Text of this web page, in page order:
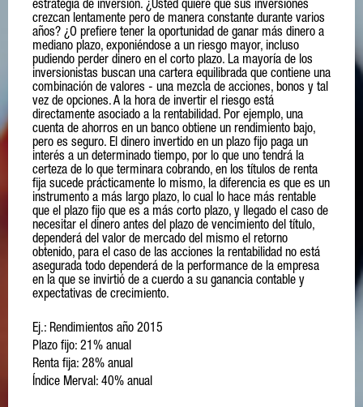
En el mercado Argentino se operan principalmente tres
monedas: Pesos, Dólares, Euros.
Ejemplos:
Bonos del Tesoro Nacional
Bonos Municipales y Provinciales
Obligaciones Negociables
recibiendo dividendos. Este tipo de inversión se considera de
renta variable,ya que no esta estipulado de antemano cuanto
seran los dividendos a recibir y dependiendo de la buena o
mala performance de la acción en el mercado, el inversor
estará expuesto a variaciones patrimoniales.
Observaciones:
Su precio lo fija el mercado
No hay ninguna promesa de pago futura.
operación.
Existen dos tipos básicos de opciones:
Opción de compra (call) da a su propietario el derecho de
ejercer la opcion de comprar el activo a un determinado valor,
durante un periodo de tiempo.
Opción de venta (put) da al propietario el derecho de ejercer la
opcion de vender el activo que posee en cartera, a un
determinado valor, durante un periodo de tiempo.
Argentina. Los valores representados en CEDEAR deben
cotizar en mercados externos, los CEDEAR pueden ser
emitidos por la Caja de Valores, bancos comerciales o de
inversión y compañías financieras autorizadas por el BCRA. El
inversor que adquiere este instrumento, compra
indirectamente la acción o su fracción correspondiente según
el ratio de conversión CEDEAR, de la empresa radicada en el
exterior.
Un individuo que posee una cartera de valores y necesita
efectivo en el corto plazo puede desprenderse de los títulos en
forma temporal mediante una operación de pase o de caución
y obtener el capital necesario.
Como contraparte, quien cuenta con excedentes de efectivo
puede invertirlos en este tipo de operaciones a cambio de un
rendimiento o tasa fija de interés.
fideicomitido, para que al vencimiento de un plazo o al
cumplimiento de una condición, éste transmita la finalidad o el
resultado establecido por el primero, a su favor o a favor de
un tercero llamado beneficiario o fideicomisario el cual recibirá
un rendimiento (variable o fijo) por realizar la operación.
que la gente invierte difiere mucho en función de sus ingresos,
sus objetivos, su edad, su personalidad y otros factores.
Es por ello que a la hora de desarrollar un plan, es necesario
evaluar su situación financiera y objetivos: ¿Cuánto dinero
necesita para gastos de rutina, tales como alimentos, vivienda,
vestimenta, salud, transporte y entretenimiento? ¿Cuánto ha
reservado para casos de emergencia? Y ¿cuánto necesita
ahorrar para grandes planes como cambiar el auto, realizar un
viaje y alcanzar un ahorro tal que le proporcione una renta
jubilatoria para su futuro.
estrategia de inversión. ¿Usted quiere que sus inversiones
crezcan lentamente pero de manera constante durante varios
años? ¿O prefiere tener la oportunidad de ganar más dinero a
mediano plazo, exponiéndose a un riesgo mayor, incluso
pudiendo perder dinero en el corto plazo. La mayoría de los
inversionistas buscan una cartera equilibrada que contiene una
combinación de valores - una mezcla de acciones, bonos y tal
vez de opciones. A la hora de invertir el riesgo está
directamente asociado a la rentabilidad. Por ejemplo, una
cuenta de ahorros en un banco obtiene un rendimiento bajo,
pero es seguro. El dinero invertido en un plazo fijo paga un
interés a un determinado tiempo, por lo que uno tendrá la
certeza de lo que terminara cobrando, en los títulos de renta
fija sucede prácticamente lo mismo, la diferencia es que es un
instrumento a más largo plazo, lo cual lo hace más rentable
que el plazo fijo que es a más corto plazo, y llegado el caso de
necesitar el dinero antes del plazo de vencimiento del título,
dependerá del valor de mercado del mismo el retorno
obtenido, para el caso de las acciones la rentabilidad no está
asegurada todo dependerá de la performance de la empresa
en la que se invirtió de a cuerdo a su ganancia contable y
expectativas de crecimiento.
Ej.: Rendimientos año 2015
Plazo fijo: 21% anual
Renta fija: 28% anual
Índice Merval: 40% anual